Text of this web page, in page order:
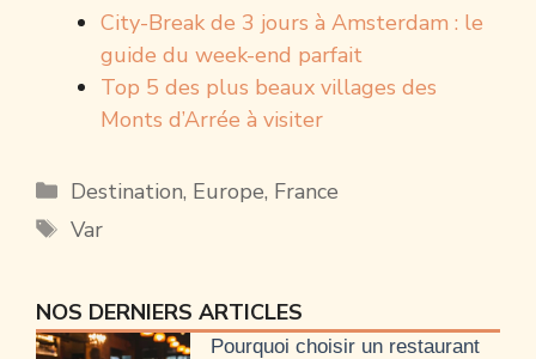
City-Break de 3 jours à Amsterdam : le
guide du week-end parfait
Top 5 des plus beaux villages des
Monts d’Arrée à visiter
Catégories
Destination, Europe, France
Étiquettes
Var
NOS DERNIERS ARTICLES
Pourquoi choisir un restaurant